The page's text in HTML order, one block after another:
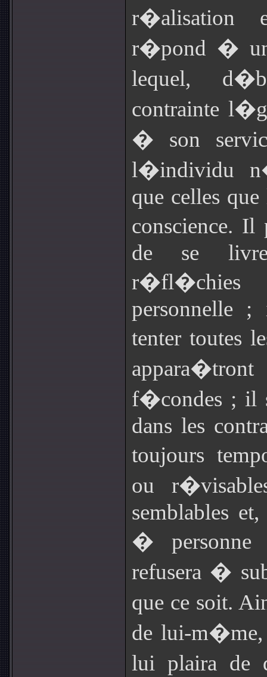
r�alisation
r�pond �
lequel,
contrainte
� son
l�individu
que celles
conscience.
de se
r�fl�chies
personnelle
tenter toutes
f�condes ; il
dans les
toujours
ou
semblables
�
refusera �
que ce soit.
de lui-
lui plaira de